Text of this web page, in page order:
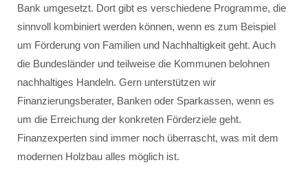
Bank umgesetzt. Dort gibt es verschiedene Programme, die
sinnvoll kombiniert werden können, wenn es zum Beispiel
um Förderung von Familien und Nachhaltigkeit geht. Auch
die Bundesländer und teilweise die Kommunen belohnen
nachhaltiges Handeln. Gern unterstützen wir
Finanzierungsberater, Banken oder Sparkassen, wenn es
um die Erreichung der konkreten Förderziele geht.
Finanzexperten sind immer noch überrascht, was mit dem
modernen Holzbau alles möglich ist.